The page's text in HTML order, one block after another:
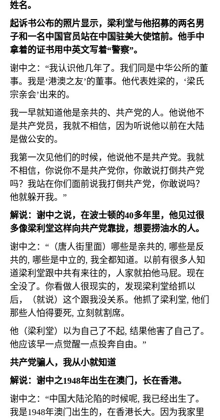
姓名。
起诉书公布的照片显示，梁利堂与他招募的两名男
子和一名中国官员站在中国驻美大使馆前。他手中
拿着的证书用中英文写着“警察”。
谢中之：“我认识他几年了。我们同是中华公所的董
事。我是‘港澳之友’的董事。他代表姓梁的，‘梁氏
宗亲会’出来的。
我一早就知道他是亲共的、共产党的人。他说他不
是共产党员，我就不相信，因为听说他以前在大陆
是做公安的。
我第一次见他们的时候，他说他不是共产党。我就
不相信，你说你不是共产党你，你敢说打倒共产党
吗？我站在你们面前说我打倒共产党，你敢说吗？
他就躲开我。”
解说：谢中之说，在波士顿的40多年里，他见过很
多像梁利堂这样向共产党靠拢，想要捞油水的人。
谢中之：“（唐人街里面）哪些是亲共的, 哪些是反
共的, 哪些是中立的, 我全都知道。以前有很多人知
道梁利堂跟中共有来往的，人家就拍他马屁。现在
全没了。你看做人很现实的，发现梁利堂给抓以
后，（就说）这个跟我没关系。他抓了梁利堂, 他们
那些人怕得要死, 立刻就割席。
他（梁利堂）以为自己了不起, 结果他害了自己了。
他应该早一点觉醒一点投奔自由。”
共产党骗人，我从小就知道
解说：谢中之1948年出生在澳门，长在香港。
谢中之：“中国大陆沦陷的时候呢, 我已经出生了。
我是1948年澳门出生的，在香港长大。因为我家里